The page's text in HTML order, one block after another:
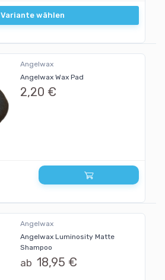
Variante wählen
Angelwax
Angelwax Wax Pad
2,20 €
Angelwax
Angelwax Luminosity Matte
Shampoo
ab 18,95 €